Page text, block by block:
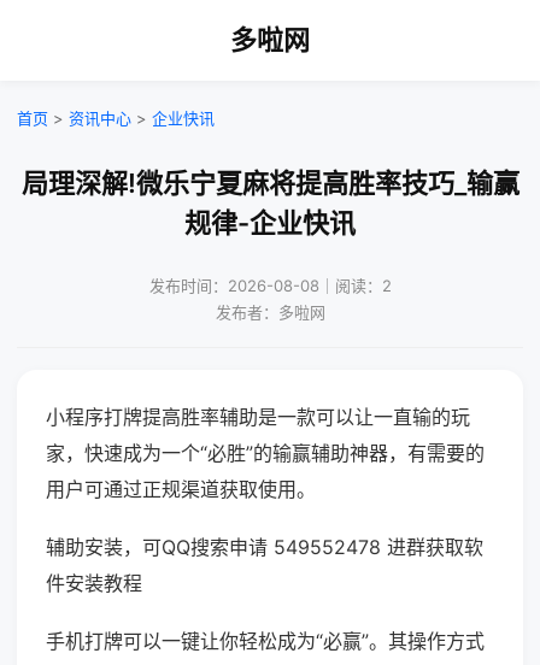
多啦网
首页 > 资讯中心 > 企业快讯
局理深解!微乐宁夏麻将提高胜率技巧_输赢
规律-企业快讯
发布时间：2026-08-08｜阅读：2
发布者：多啦网
小程序打牌提高胜率辅助是一款可以让一直输的玩
家，快速成为一个“必胜”的输赢辅助神器，有需要的
用户可通过正规渠道获取使用。
辅助安装，可QQ搜索申请 549552478 进群获取软
件安装教程
手机打牌可以一键让你轻松成为“必赢”。其操作方式